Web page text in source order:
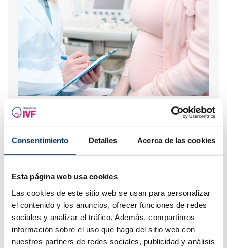
Consentimiento Detalles Acerca de las cookies
Esta página web usa cookies
Las cookies de este sitio web se usan para personalizar
el contenido y los anuncios, ofrecer funciones de redes
sociales y analizar el tráfico. Además, compartimos
información sobre el uso que haga del sitio web con
nuestros partners de redes sociales, publicidad y análisis
Le létrozole, la meilleure alternative pour induire
l'ovulation chez les femmes atteintes du syndrome de
l’ovaire polykystique.